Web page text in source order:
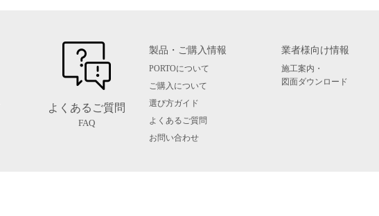
よくあるご質問
製品・ご購入情報
PORTOについて
ご購入について
選び方ガイド
よくあるご質問
お問い合わせ
業者様向け情報
施工案内・
図面ダウンロード